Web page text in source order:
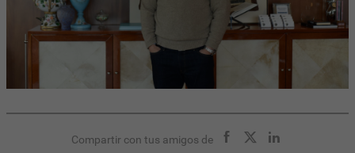
Compartir con tus amigos de